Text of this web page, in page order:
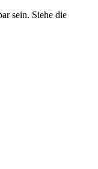
sein. Siehe die